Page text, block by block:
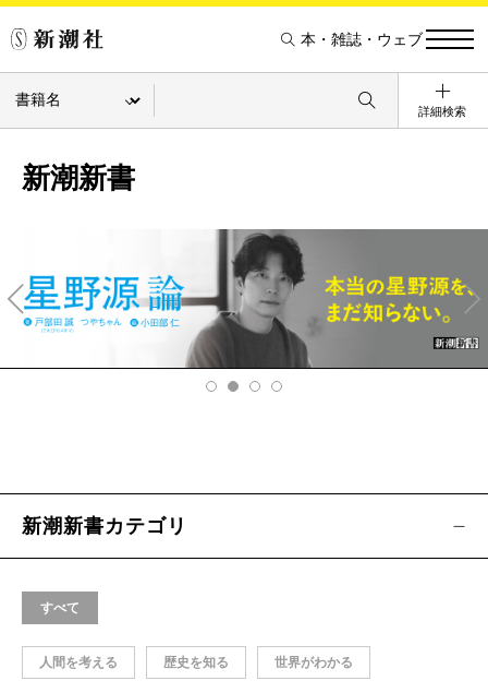
本・雑誌・ウェブ
詳細検索
新潮新書
v
Ne
xt
新潮新書カテゴリ
すべて
人間を考える 歴史を知る 世界がわかる